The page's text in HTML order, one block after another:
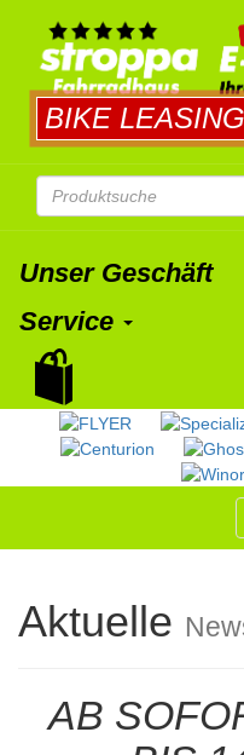
BIKE LEASING
Unser Geschäft
Service
Aktuelle
AB